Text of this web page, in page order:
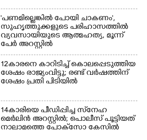
'പണമില്ലെങ്കിൽ പോയി ചാകണം',
സുഹൃത്തുക്കളുടെ പരിഹാസത്തിൽ
വ്യവസായിയുടെ ആത്മഹത്യ, മൂന്ന്
പേർ അറസ്റ്റിൽ
12കാരനെ കാറിടിച്ച് കൊലപ്പെടുത്തിയ
ശേഷം രാജ്യംവിട്ടു; രണ്ട് വർഷത്തിന്
ശേഷം പ്രതി പിടിയിൽ
14കാരിയെ പീഡിപ്പിച്ച സ്‌നേഹ
മെർലിൻ അറസ്റ്റിൽ; പൊലീസ് പൂട്ടിയത്
നാലാമത്തെ പോക്‌സോ കേസിൽ